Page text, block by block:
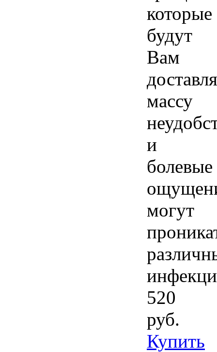
которые
будут
Вам
массу
и
болевые
могут
520
руб.
Купить